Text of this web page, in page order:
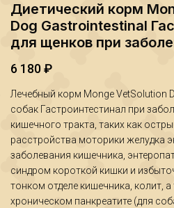
Диетический корм
Dog Gastrointestinal
для щенков при
6 180₽
Лечебный корм Monge VetSolution
собак Гастроинтестинал при
кишечного тракта, таких как
расстройства моторики желудка
заболевания кишечника,
синдром короткой кишки и
тонком отделе кишечника, колит,
хроническом панкреатите (для